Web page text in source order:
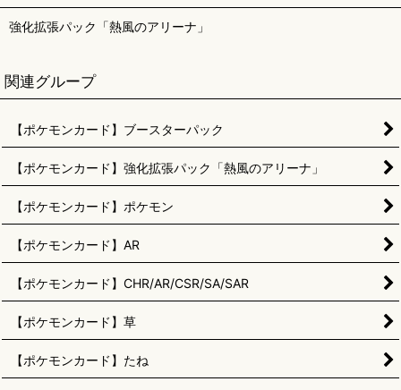
強化拡張パック「熱風のアリーナ」
関連グループ
【ポケモンカード】ブースターパック
【ポケモンカード】強化拡張パック「熱風のアリーナ」
【ポケモンカード】ポケモン
【ポケモンカード】AR
【ポケモンカード】CHR/AR/CSR/SA/SAR
【ポケモンカード】草
【ポケモンカード】たね